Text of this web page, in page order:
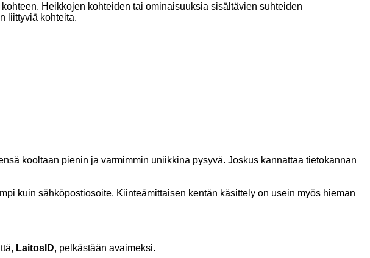
Heikkojen kohteiden tai ominaisuuksia sisältävien suhteiden
liittyviä kohteita.
kooltaan pienin ja varmimmin uniikkina pysyvä. Joskus kannattaa tietokannan
kuin sähköpostiosoite. Kiinteämittaisen kentän käsittely on usein myös hieman
LaitosID, pelkästään avaimeksi.